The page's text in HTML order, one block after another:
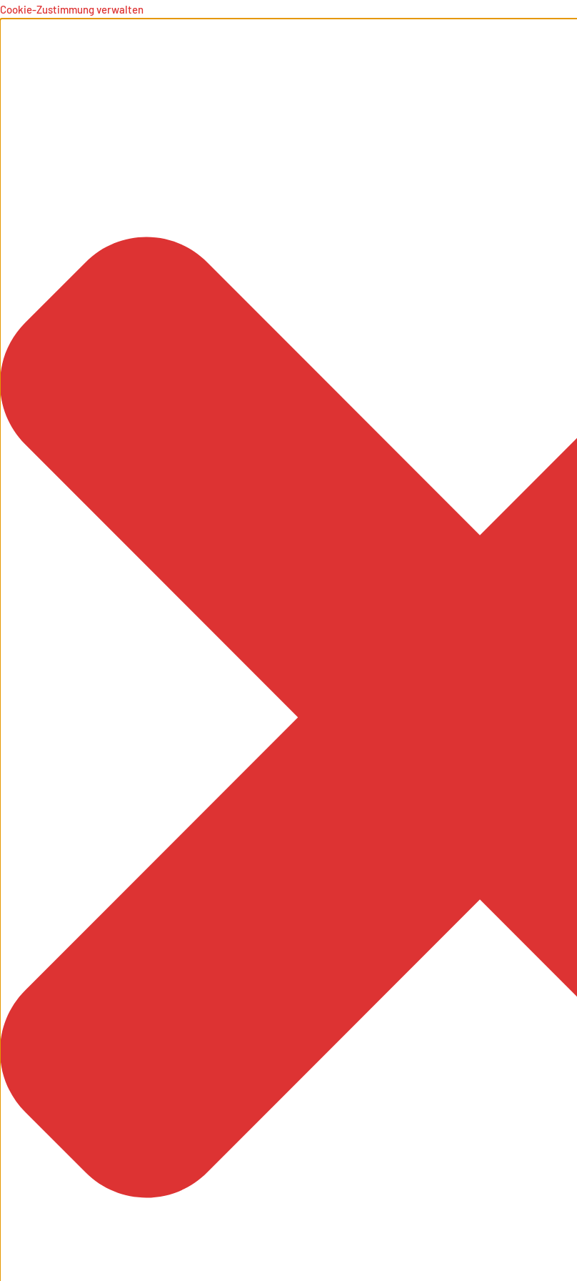
Cookie-Zustimmung verwalten